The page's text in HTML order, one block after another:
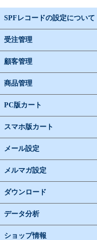
SPFレコードの設定について
受注管理
顧客管理
商品管理
PC版カート
スマホ版カート
メール設定
メルマガ設定
ダウンロード
データ分析
ショップ情報